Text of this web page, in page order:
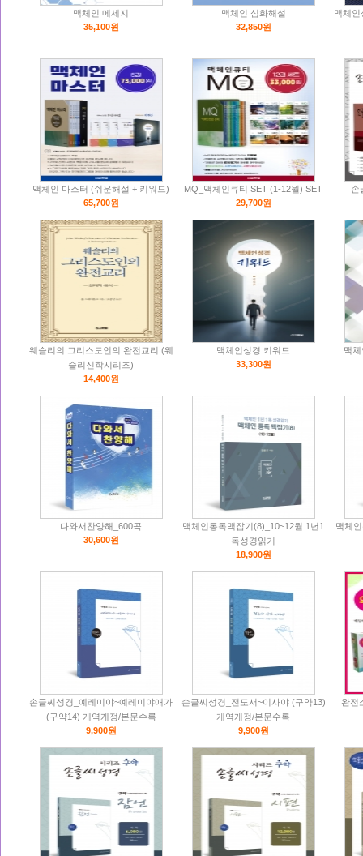
맥체인 메세지
35,100원
맥체인 심화해설
32,850원
맥체
맥체인 마스터 (쉬운해설 + 키워드)
65,700원
MQ_맥체인큐티 SET (1-12월) SET
29,700원
손
웨슬리의 그리스도인의 완전교리 (웨
슬리신학시리즈)
14,400원
맥체인성경 키워드
33,300원
맥
다와서찬양해_600곡
30,600원
맥체인통독맥잡기(8)_10~12월 1년1
독성경읽기
18,900원
맥체
손글씨성경_예레미야~예레미야애가
(구약14) 개역개정/본문수록
9,900원
손글씨성경_전도서~이사야 (구약13)
개역개정/본문수록
9,900원
완전